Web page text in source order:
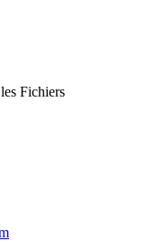
Fichiers